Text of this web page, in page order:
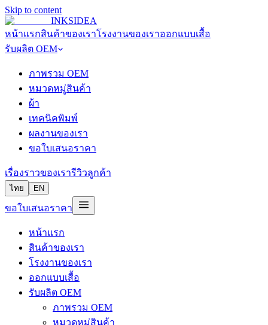
Skip to content
INKSIDEA
หน้าแรกสินค้าของเราโรงงานของเราออกแบบเสื้อ
รับผลิต OEM
ภาพรวม OEM
หมวดหมู่สินค้า
ผ้า
เทคนิคพิมพ์
ผลงานของเรา
ขอใบเสนอราคา
เรื่องราวของเรารีวิวลูกค้า
ไทย EN
ขอใบเสนอราคา
หน้าแรก
สินค้าของเรา
โรงงานของเรา
ออกแบบเสื้อ
รับผลิต OEM
ภาพรวม OEM
หมวดหมู่สินค้า